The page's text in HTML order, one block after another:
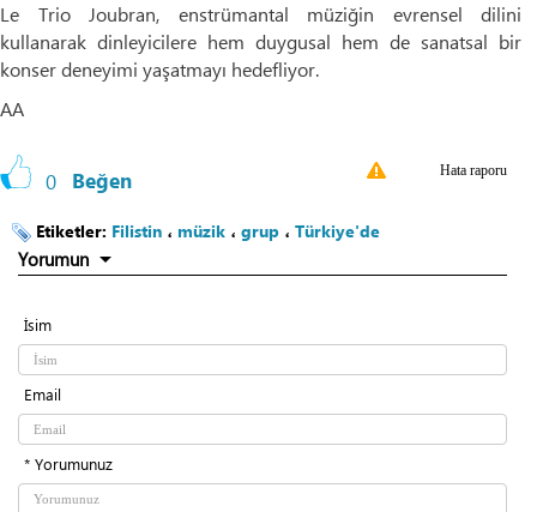
Le Trio Joubran, enstrümantal müziğin evrensel dilini
kullanarak dinleyicilere hem duygusal hem de sanatsal bir
konser deneyimi yaşatmayı hedefliyor.
AA
0 Beğen Hata raporu
Etiketler: Filistin ، müzik ، grup ، Türkiye'de
Yorumun
İsim
Email
* Yorumunuz